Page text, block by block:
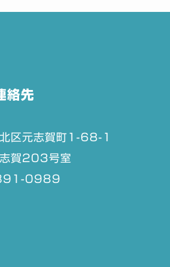
絡先
区元志賀町1-68-1
志賀203号室
0989